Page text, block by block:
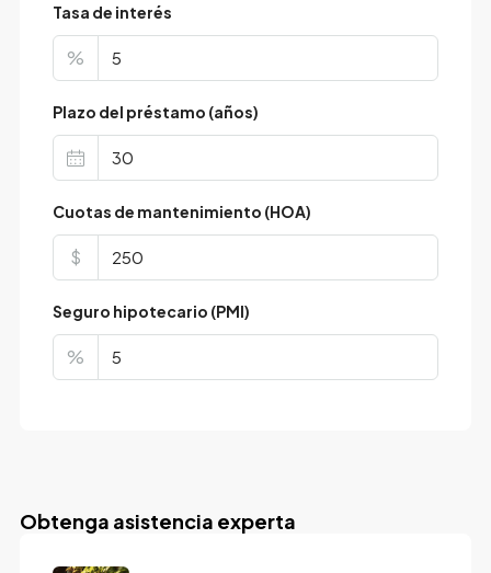
Tasa de interés
%
Plazo del préstamo (años)
Cuotas de mantenimiento (HOA)
$
Seguro hipotecario (PMI)
%
Obtenga asistencia experta